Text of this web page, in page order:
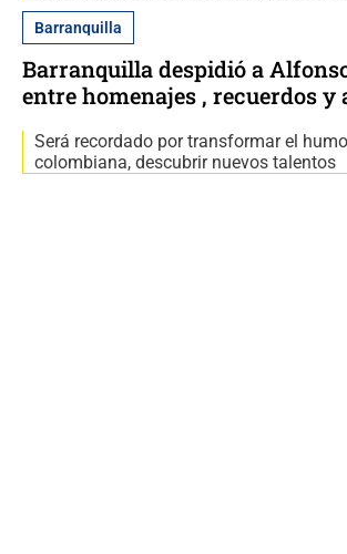
Barranquilla
Barranquilla despidió a
entre homenajes , recuerdos y
Será recordado por transformar el
colombiana, descubrir nuevos talentos